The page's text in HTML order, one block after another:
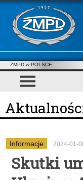
ZMPD w POLSCE
Informacje 2024-01-
Skutki